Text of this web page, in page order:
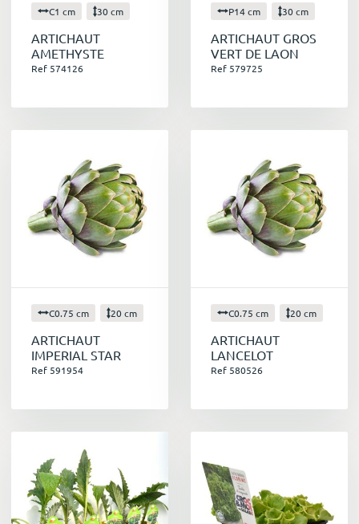
C1 cm 30 cm
ARTICHAUT
AMETHYSTE
Ref 574126
P14 cm 30 cm
ARTICHAUT GROS
VERT DE LAON
Ref 579725
C0.75 cm 20 cm
ARTICHAUT
IMPERIAL STAR
Ref 591954
C0.75 cm 20 cm
ARTICHAUT
LANCELOT
Ref 580526